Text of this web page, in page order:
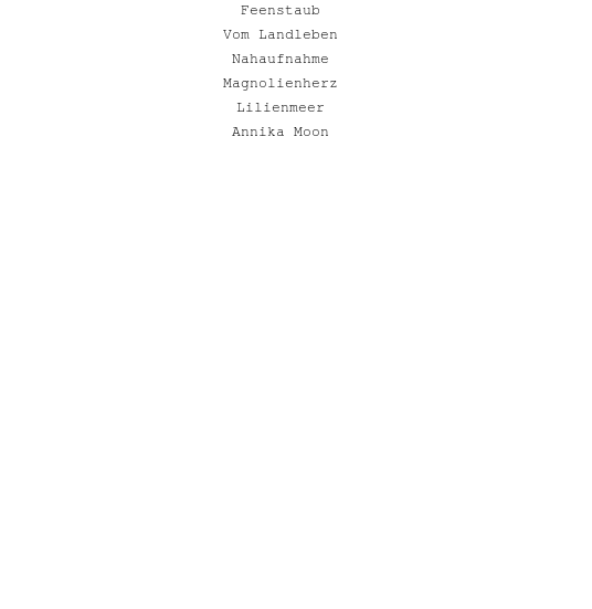
Feenstaub
Vom Landleben
Nahaufnahme
Magnolienherz
Lilienmeer
Annika Moon